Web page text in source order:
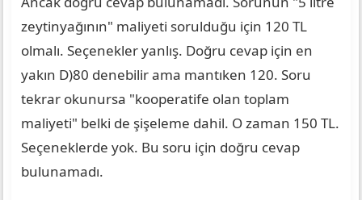
zeytinyağının" maliyeti sorulduğu için 120 TL
olmalı. Seçenekler yanlış. Doğru cevap için en
yakın D)80 denebilir ama mantıken 120. Soru
tekrar okunursa "kooperatife olan toplam
maliyeti" belki de şişeleme dahil. O zaman 150 TL.
Seçeneklerde yok. Bu soru için doğru cevap
bulunamadı.